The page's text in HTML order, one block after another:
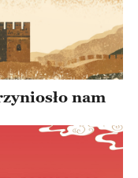
nam